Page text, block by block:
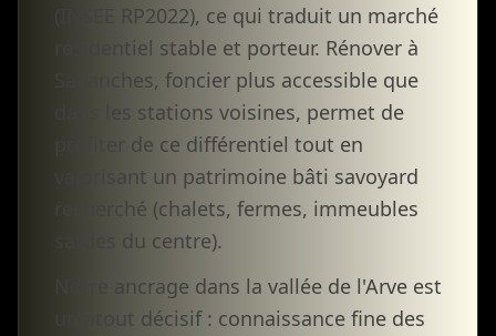
(INSEE RP2022), ce qui traduit un marché
résidentiel stable et porteur. Rénover à
Sallanches, foncier plus accessible que
dans les stations voisines, permet de
profiter de ce différentiel tout en
valorisant un patrimoine bâti savoyard
recherché (chalets, fermes, immeubles
sardes du centre).
Notre ancrage dans la vallée de l'Arve est
un atout décisif : connaissance fine des